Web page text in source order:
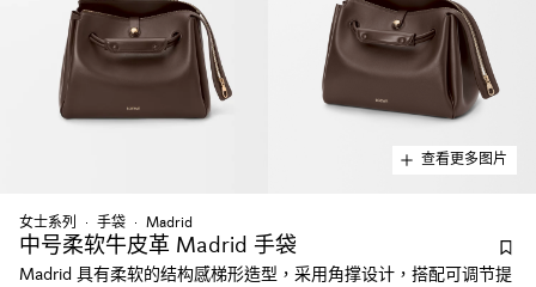
查看更多图片
女士系列 手袋 Madrid
中号柔软牛皮革 Madrid 手袋
Madrid 具有柔软的结构感梯形造型，采用角撑设计，搭配可调节提